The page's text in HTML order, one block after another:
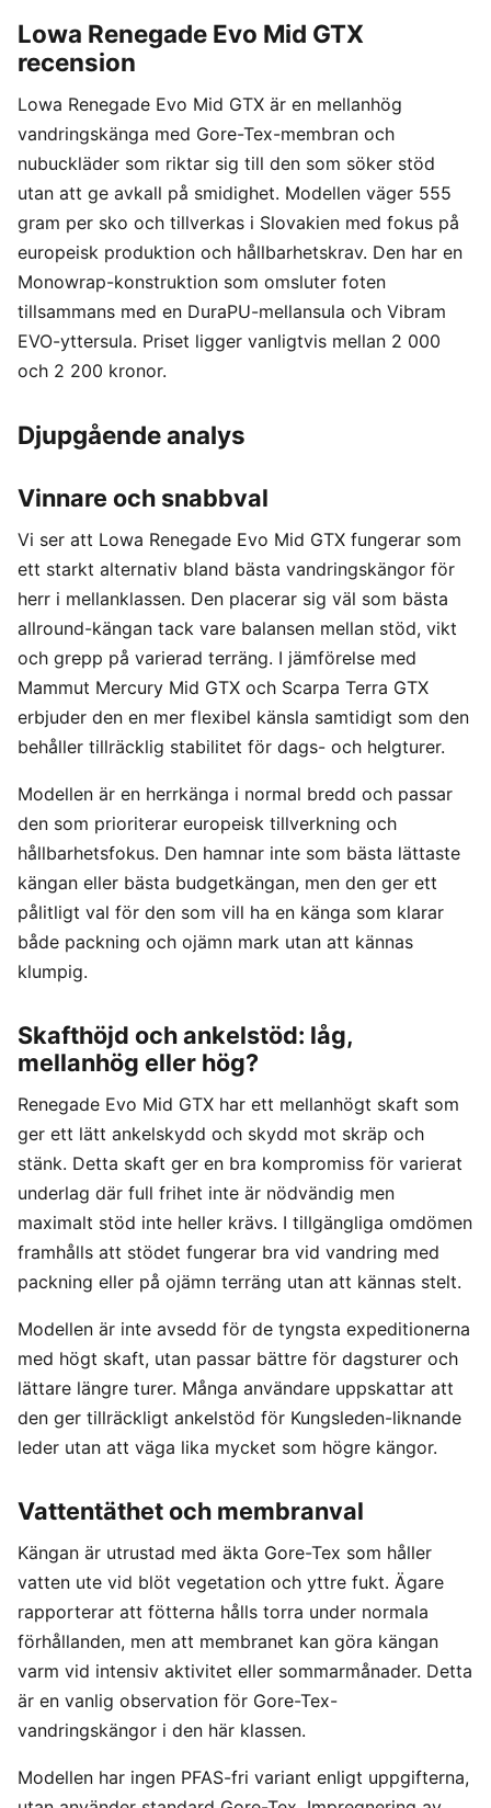
Lowa Renegade Evo Mid GTX
recension
Lowa Renegade Evo Mid GTX är en mellanhög
vandringskänga med Gore-Tex-membran och
nubuckläder som riktar sig till den som söker stöd
utan att ge avkall på smidighet. Modellen väger 555
gram per sko och tillverkas i Slovakien med fokus på
europeisk produktion och hållbarhetskrav. Den har en
Monowrap-konstruktion som omsluter foten
tillsammans med en DuraPU-mellansula och Vibram
EVO-yttersula. Priset ligger vanligtvis mellan 2 000
och 2 200 kronor.
Djupgående analys
Vinnare och snabbval
Vi ser att Lowa Renegade Evo Mid GTX fungerar som
ett starkt alternativ bland bästa vandringskängor för
herr i mellanklassen. Den placerar sig väl som bästa
allround-kängan tack vare balansen mellan stöd, vikt
och grepp på varierad terräng. I jämförelse med
Mammut Mercury Mid GTX och Scarpa Terra GTX
erbjuder den en mer flexibel känsla samtidigt som den
behåller tillräcklig stabilitet för dags- och helgturer.
Modellen är en herrkänga i normal bredd och passar
den som prioriterar europeisk tillverkning och
hållbarhetsfokus. Den hamnar inte som bästa lättaste
kängan eller bästa budgetkängan, men den ger ett
pålitligt val för den som vill ha en känga som klarar
både packning och ojämn mark utan att kännas
klumpig.
Skafthöjd och ankelstöd: låg,
mellanhög eller hög?
Renegade Evo Mid GTX har ett mellanhögt skaft som
ger ett lätt ankelskydd och skydd mot skräp och
stänk. Detta skaft ger en bra kompromiss för varierat
underlag där full frihet inte är nödvändig men
maximalt stöd inte heller krävs. I tillgängliga omdömen
framhålls att stödet fungerar bra vid vandring med
packning eller på ojämn terräng utan att kännas stelt.
Modellen är inte avsedd för de tyngsta expeditionerna
med högt skaft, utan passar bättre för dagsturer och
lättare längre turer. Många användare uppskattar att
den ger tillräckligt ankelstöd för Kungsleden-liknande
leder utan att väga lika mycket som högre kängor.
Vattentäthet och membranval
Kängan är utrustad med äkta Gore-Tex som håller
vatten ute vid blöt vegetation och yttre fukt. Ägare
rapporterar att fötterna hålls torra under normala
förhållanden, men att membranet kan göra kängan
varm vid intensiv aktivitet eller sommarmånader. Detta
är en vanlig observation för Gore-Tex-
vandringskängor i den här klassen.
Modellen har ingen PFAS-fri variant enligt uppgifterna,